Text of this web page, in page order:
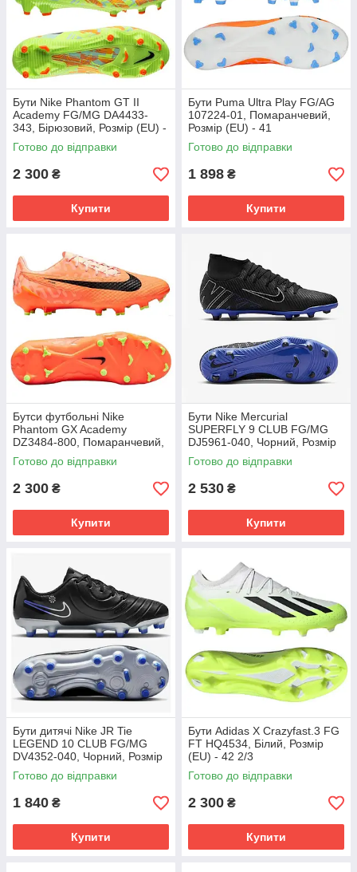
Бути Nike Phantom GT II
Academy FG/MG DA4433-
343, Бірюзовий, Розмір (EU) -
45.5
Готово до відправки
2 300 ₴
Купити
Бути Puma Ultra Play FG/AG
107224-01, Помаранчевий,
Розмір (EU) - 41
Готово до відправки
1 898 ₴
Купити
Бутси футбольні Nike
Phantom GX Academy
DZ3484-800, Помаранчевий,
Розмір (EU) - 39
Готово до відправки
2 300 ₴
Купити
Бути Nike Mercurial
SUPERFLY 9 CLUB FG/MG
DJ5961-040, Чорний, Розмір
(EU) - 42
Готово до відправки
2 530 ₴
Купити
Бути дитячі Nike JR Tie
LEGEND 10 CLUB FG/MG
DV4352-040, Чорний, Розмір
(EU) - 38.5
Готово до відправки
1 840 ₴
Купити
Бути Adidas X Crazyfast.3 FG
FT HQ4534, Білий, Розмір
(EU) - 42 2/3
Готово до відправки
2 300 ₴
Купити